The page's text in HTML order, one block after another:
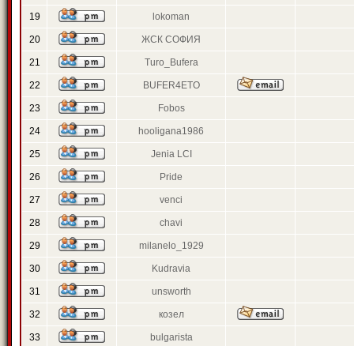
19 lokoman
20 ЖСК СОФИЯ
21 Turo_Bufera
22 BUFER4ETO
23 Fobos
24 hooligana1986
25 Jenia LCI
26 Pride
27 venci
28 chavi
29 milanelo_1929
30 Kudravia
31 unsworth
32 козел
33 bulgarista